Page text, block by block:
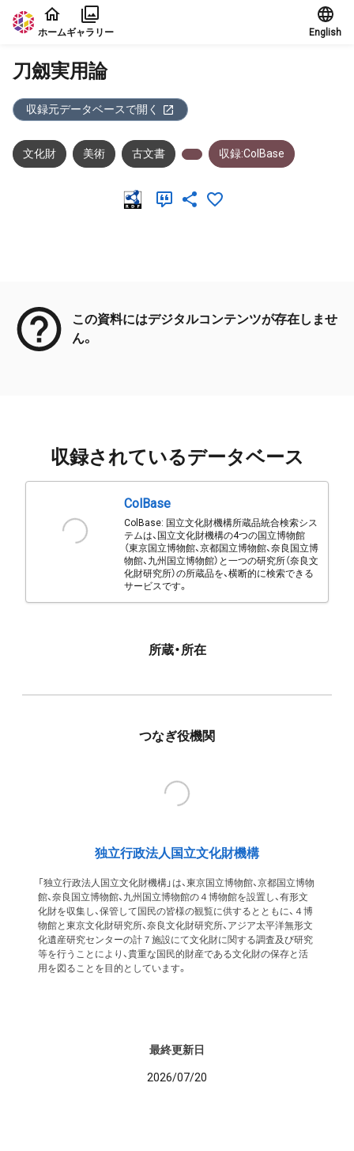
本文に飛ぶ
ホームギャラリー English
刀劔実用論
収録元データベースで開く
文化財 美術 古文書 収録:ColBase
この資料にはデジタルコンテンツが存在しませ
ん。
収録されているデータベース
ColBase
ColBase: 国立文化財機構所蔵品統合検索シス
テムは、国立文化財機構の4つの国立博物館
（東京国立博物館、京都国立博物館、奈良国立博
物館、九州国立博物館）と一つの研究所（奈良文
化財研究所）の所蔵品を、横断的に検索できる
サービスです。
所蔵・所在
つなぎ役機関
独立行政法人国立文化財機構
「独立行政法人国立文化財機構」は、東京国立博物館、京都国立博物
館、奈良国立博物館、九州国立博物館の４博物館を設置し、有形文
化財を収集し、保管して国民の皆様の観覧に供するとともに、４博
物館と東京文化財研究所、奈良文化財研究所、アジア太平洋無形文
化遺産研究センターの計７施設にて文化財に関する調査及び研究
等を行うことにより、貴重な国民的財産である文化財の保存と活
用を図ることを目的としています。
最終更新日
2026/07/20